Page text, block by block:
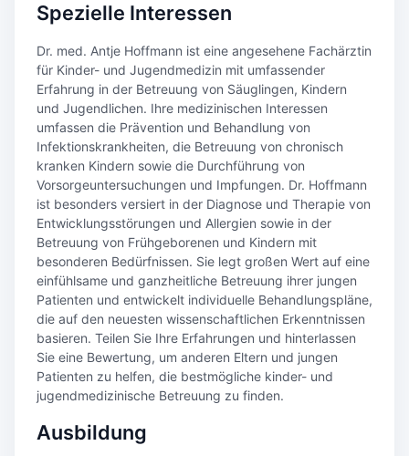
Spezielle Interessen
Dr. med. Antje Hoffmann ist eine angesehene Fachärztin
für Kinder- und Jugendmedizin mit umfassender
Erfahrung in der Betreuung von Säuglingen, Kindern
und Jugendlichen. Ihre medizinischen Interessen
umfassen die Prävention und Behandlung von
Infektionskrankheiten, die Betreuung von chronisch
kranken Kindern sowie die Durchführung von
Vorsorgeuntersuchungen und Impfungen. Dr. Hoffmann
ist besonders versiert in der Diagnose und Therapie von
Entwicklungsstörungen und Allergien sowie in der
Betreuung von Frühgeborenen und Kindern mit
besonderen Bedürfnissen. Sie legt großen Wert auf eine
einfühlsame und ganzheitliche Betreuung ihrer jungen
Patienten und entwickelt individuelle Behandlungspläne,
die auf den neuesten wissenschaftlichen Erkenntnissen
basieren. Teilen Sie Ihre Erfahrungen und hinterlassen
Sie eine Bewertung, um anderen Eltern und jungen
Patienten zu helfen, die bestmögliche kinder- und
jugendmedizinische Betreuung zu finden.
Ausbildung